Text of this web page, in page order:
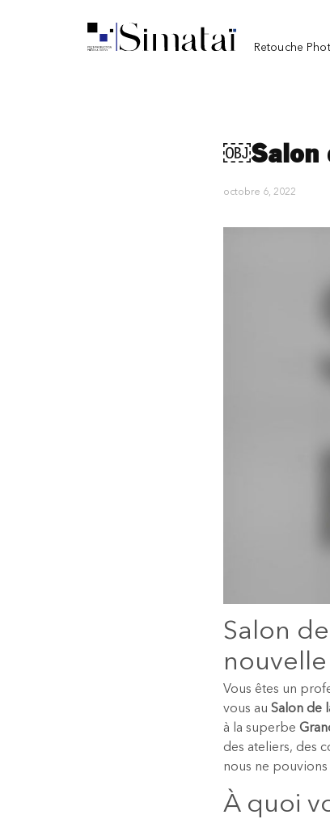
Retouche
￼Salon
octobre 6, 2022
Salon
Vous êtes un
vous au Salon de
à la superbe
des ateliers, des
nous ne pouvions
À quoi